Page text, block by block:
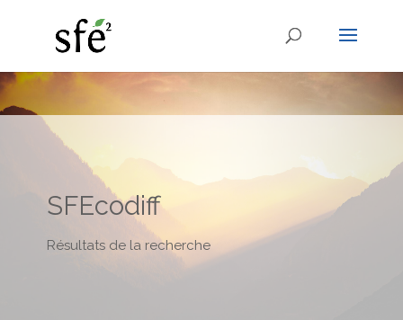
SFEcodiff
Résultats de la recherche